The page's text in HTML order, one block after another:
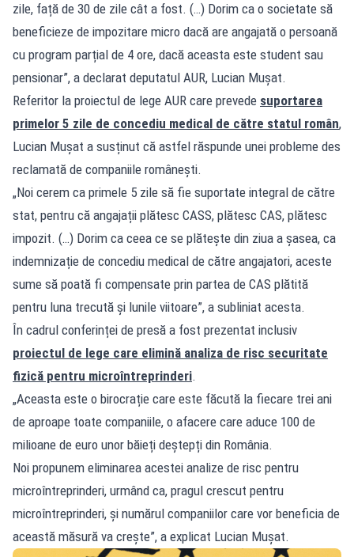
zile, față de 30 de zile cât a fost. (…) Dorim ca o societate să
beneficieze de impozitare micro dacă are angajată o persoană
cu program parțial de 4 ore, dacă aceasta este student sau
pensionar”, a declarat deputatul AUR, Lucian Mușat.
Referitor la proiectul de lege AUR care prevede suportarea
primelor 5 zile de concediu medical de către statul român,
Lucian Mușat a susținut că astfel răspunde unei probleme des
reclamată de companiile românești.
„Noi cerem ca primele 5 zile să fie suportate integral de către
stat, pentru că angajații plătesc CASS, plătesc CAS, plătesc
impozit. (…) Dorim ca ceea ce se plătește din ziua a șasea, ca
indemnizație de concediu medical de către angajatori, aceste
sume să poată fi compensate prin partea de CAS plătită
pentru luna trecută și lunile viitoare”, a subliniat acesta.
În cadrul conferinței de presă a fost prezentat inclusiv
proiectul de lege care elimină analiza de risc securitate
fizică pentru microîntreprinderi.
„Aceasta este o birocrație care este făcută la fiecare trei ani
de aproape toate companiile, o afacere care aduce 100 de
milioane de euro unor băieți deștepți din România.
Noi propunem eliminarea acestei analize de risc pentru
microîntreprinderi, urmând ca, pragul crescut pentru
microîntreprinderi, și numărul companiilor care vor beneficia de
această măsură va crește”, a explicat Lucian Mușat.